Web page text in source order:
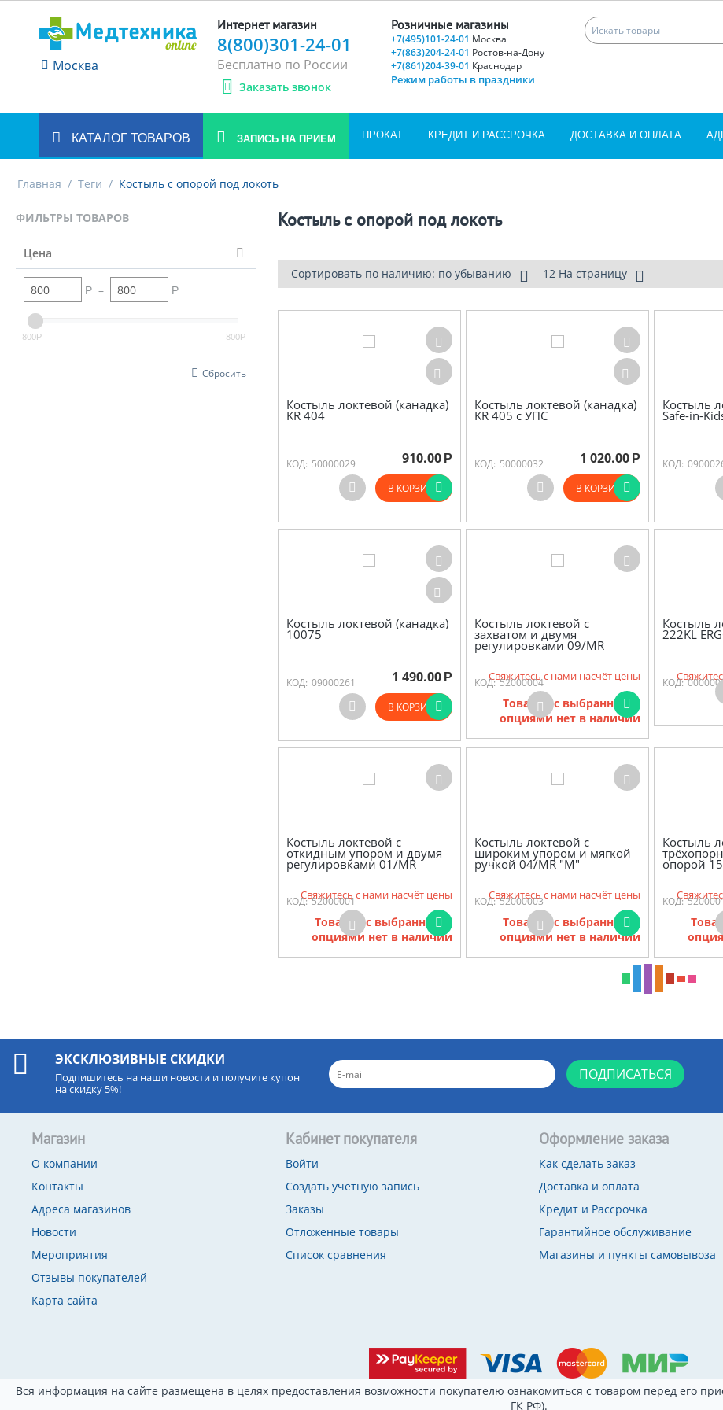
Москва
Интернет магазин
8(800)301-24-01
Бесплатно по России
Заказать звонок
Розничные магазины
+7(495)101-24-01 Москва
+7(863)204-24-01 Ростов-на-Дону
+7(861)204-39-01 Краснодар
Режим работы в праздники
КАТАЛОГ ТОВАРОВ ЗАПИСЬ НА ПРИЕМ ПРОКАТ КРЕДИТ И РАССРОЧКА ДОСТАВКА И ОПЛАТА
Главная / Теги / Костыль с опорой под локоть
ФИЛЬТРЫ ТОВАРОВ
Цена
Р – Р
800Р 800Р
Сбросить
Костыль с опорой под локоть
Сортировать по наличию: по убыванию 12 На страницу
Костыль локтевой (канадка)
KR 404
КОД: 50000029 910.00 Р
В КОРЗИНУ
Костыль локтевой (канадка)
KR 405 с УПС
КОД: 50000032 1 020.00 Р
В КОРЗИНУ
Костыль
Safe-in-
КОД:
Костыль локтевой (канадка)
10075
КОД: 09000261 1 490.00 Р
В КОРЗИНУ
Костыль локтевой с
захватом и двумя
регулировками 09/MR
КОД: 52000004
Свяжитесь с нами насчёт цены
Товаров с выбранными
опциями нет в наличии
Костыль
222KL
КОД:
Костыль локтевой с
откидным упором и двумя
регулировками 01/MR
КОД: 52000001
Свяжитесь с нами насчёт цены
Товаров с выбранными
опциями нет в наличии
Костыль локтевой с
широким упором и мягкой
ручкой 04/MR "M"
КОД: 52000003
Свяжитесь с нами насчёт цены
Товаров с выбранными
опциями нет в наличии
Костыль
опорой
КОД:
ЭКСКЛЮЗИВНЫЕ СКИДКИ
Подпишитесь на наши новости и получите купон
на скидку 5%!
ПОДПИСАТЬСЯ
Магазин
О компании
Контакты
Адреса магазинов
Новости
Мероприятия
Отзывы покупателей
Карта сайта
Кабинет покупателя
Войти
Создать учетную запись
Заказы
Отложенные товары
Список сравнения
Оформление заказа
Как сделать заказ
Доставка и оплата
Кредит и Рассрочка
Гарантийное обслуживание
Магазины и пункты самовывоза
Вся информация на сайте размещена в целях предоставления возможности покупателю ознакомиться с товаром перед его
ГК РФ).